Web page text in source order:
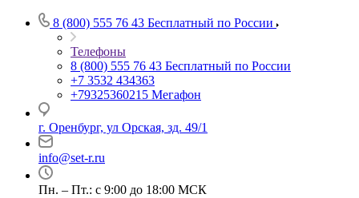
8 (800) 555 76 43 Бесплатный по России
Телефоны
8 (800) 555 76 43 Бесплатный по России
+7 3532 434363
+79325360215 Мегафон
г. Оренбург, ул Орская, зд. 49/1
info@set-r.ru
Пн. – Пт.: с 9:00 до 18:00 МСК